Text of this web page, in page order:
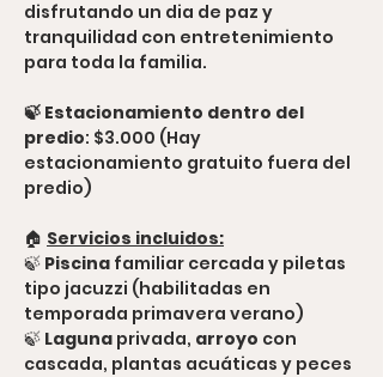
disfrutando un dia de paz y
tranquilidad con entretenimiento
para toda la familia.
🍃 Estacionamiento dentro del
predio: $3.000 (Hay
estacionamiento gratuito fuera del
predio)
🏠 Servicios incluidos:
🍃 Piscina familiar cercada y piletas
tipo jacuzzi (habilitadas en
temporada primavera verano)
🍃 Laguna privada, arroyo con
cascada, plantas acuáticas y peces